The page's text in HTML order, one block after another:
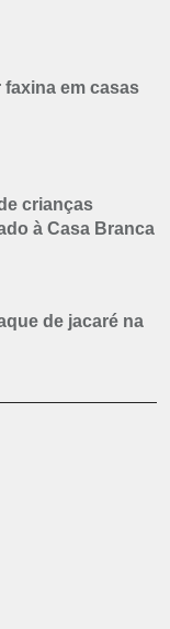
em casas
crianças
à Casa Branca
de jacaré na